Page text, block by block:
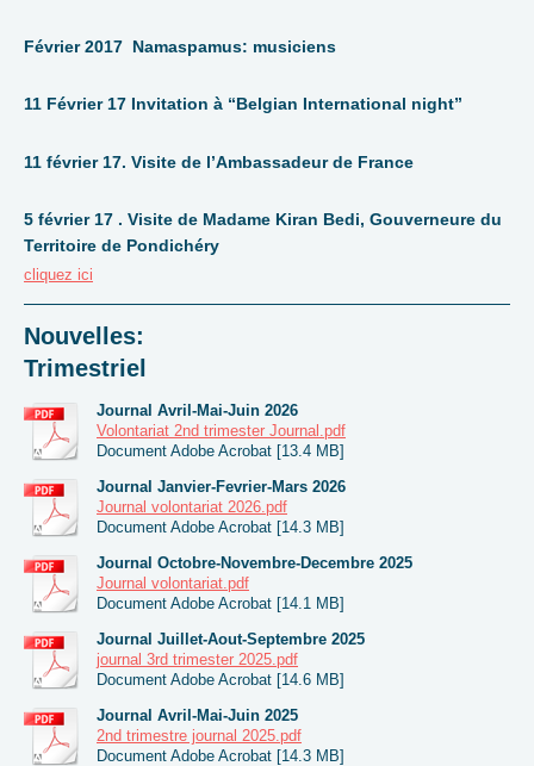
Février 2017 Namaspamus: musiciens
11 Février 17 Invitation à “Belgian International night”
11 février 17. Visite de l’Ambassadeur de France
5 février 17 . Visite de Madame Kiran Bedi, Gouverneure du
Territoire de Pondichéry
cliquez ici
Nouvelles:
Trimestriel
Journal Avril-Mai-Juin 2026
Volontariat 2nd trimester Journal.pdf
Document Adobe Acrobat [13.4 MB]
Journal Janvier-Fevrier-Mars 2026
Journal volontariat 2026.pdf
Document Adobe Acrobat [14.3 MB]
Journal Octobre-Novembre-Decembre 2025
Journal volontariat.pdf
Document Adobe Acrobat [14.1 MB]
Journal Juillet-Aout-Septembre 2025
journal 3rd trimester 2025.pdf
Document Adobe Acrobat [14.6 MB]
Journal Avril-Mai-Juin 2025
2nd trimestre journal 2025.pdf
Document Adobe Acrobat [14.3 MB]